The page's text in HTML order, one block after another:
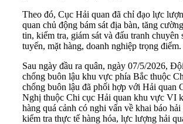
Theo đó, Cục Hải quan đã chỉ đạo lực
quan chủ động bám sát địa bàn, tăng
tin, kiểm tra, giám sát và đấu tranh chuyên
tuyến, mặt hàng, doanh nghiệp trọng điểm.
Sau ngày đầu ra quân, ngày 07/5/2026,
chống buôn lậu khu vực phía Bắc thuộc
chống buôn lậu đã phối hợp với Hải quan
Nghị thuộc Chi cục Hải quan khu vực VI
hàng quá cảnh có nghi vấn về khai báo hải
kiểm tra thực tế hàng hóa, lực lượng hải